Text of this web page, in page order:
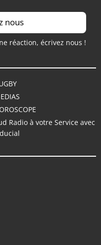
nous
réaction, écrivez nous !
Radio à votre Service avec